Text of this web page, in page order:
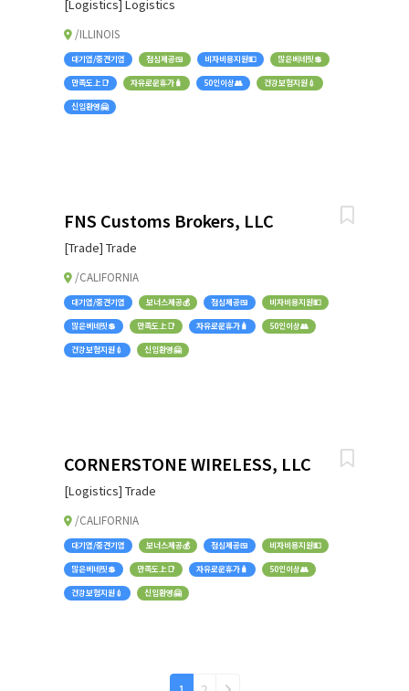
[Logistics] Logistics
/ILLINOIS
대기업/중견기업 점심제공🍱 비자비용지원💵
많은베네핏💲
만족도上📑
자유로운휴가🧳 50인이상👥
건강보험지원💉
신입환영🤗
FNS Customs Brokers, LLC
[Trade] Trade
/CALIFORNIA
대기업/중견기업 보너스제공💰 점심제공🍱
비자비용지원💵
많은베네핏💲
만족도上📑 자유로운휴가🧳
50인이상👥
건강보험지원💉
신입환영🤗
CORNERSTONE WIRELESS, LLC
[Logistics] Trade
/CALIFORNIA
대기업/중견기업 보너스제공💰 점심제공🍱
비자비용지원💵
많은베네핏💲
만족도上📑 자유로운휴가🧳
50인이상👥
건강보험지원💉
신입환영🤗